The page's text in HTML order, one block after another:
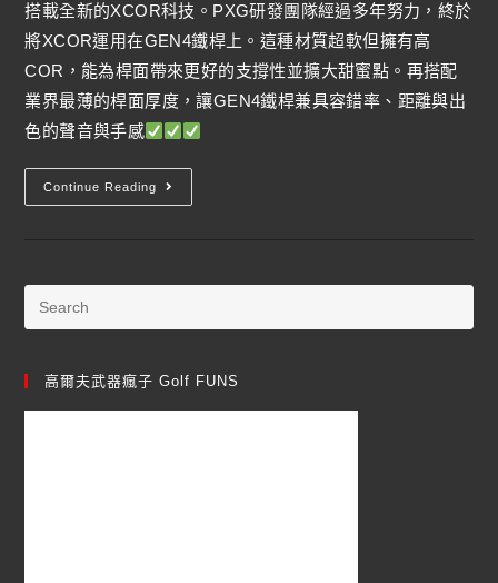
搭載全新的XCOR科技。PXG研發團隊經過多年努力，終於
將XCOR運用在GEN4鐵桿上。這種材質超軟但擁有高
COR，能為桿面帶來更好的支撐性並擴大甜蜜點。再搭配
業界最薄的桿面厚度，讓GEN4鐵桿兼具容錯率、距離與出
色的聲音與手感
Continue Reading
高爾夫武器瘋子 Golf FUNS